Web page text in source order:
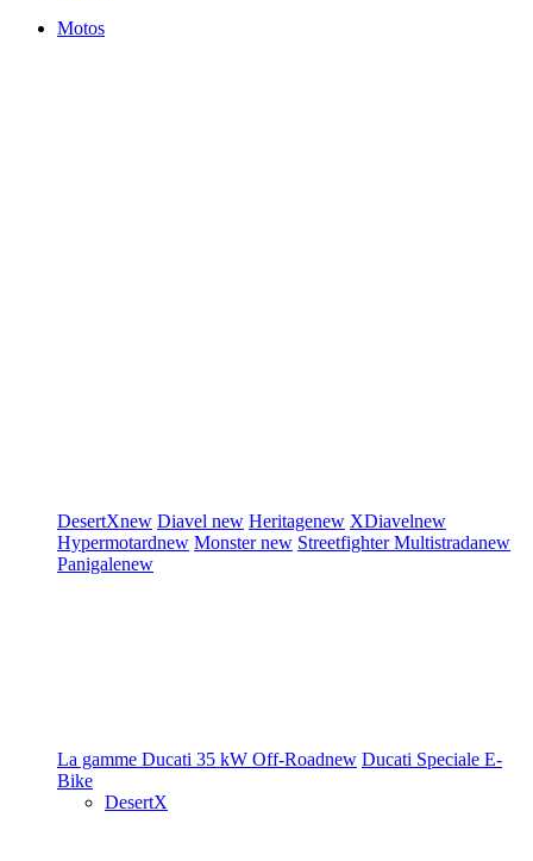
Motos
DesertXnew Diavel new Heritagenew XDiavelnew
Hypermotardnew Monsternew StreetfighterMultistradanew
Panigalenew
La gamme Ducati 35 kW Off-Roadnew Ducati Speciale E-
Bike
DesertX